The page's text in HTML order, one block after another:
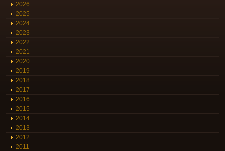
2026
2025
2024
2023
2022
2021
2020
2019
2018
2017
2016
2015
2014
2013
2012
2011